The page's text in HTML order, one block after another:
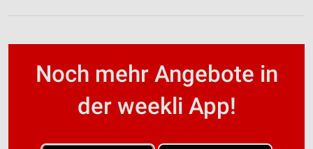
Noch mehr Angebote in
der weekli App!